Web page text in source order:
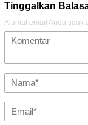
Tinggalkan
Alamat email Anda tidak